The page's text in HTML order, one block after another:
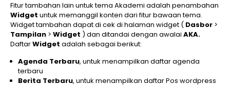
Fitur tambahan lain untuk tema Akademi adalah penambahan
Widget untuk memanggil konten dari fitur bawaan tema.
Widget tambahan dapat di cek di halaman widget ( Dasbor >
Tampilan > Widget ) dan ditandai dengan awalai AKA.
DaftarWidget adalah sebagai berikut:
Agenda Terbaru, untuk menampilkan daftar agenda
terbaru
Berita Terbaru, untuk menampilkan daftar Pos wordpress